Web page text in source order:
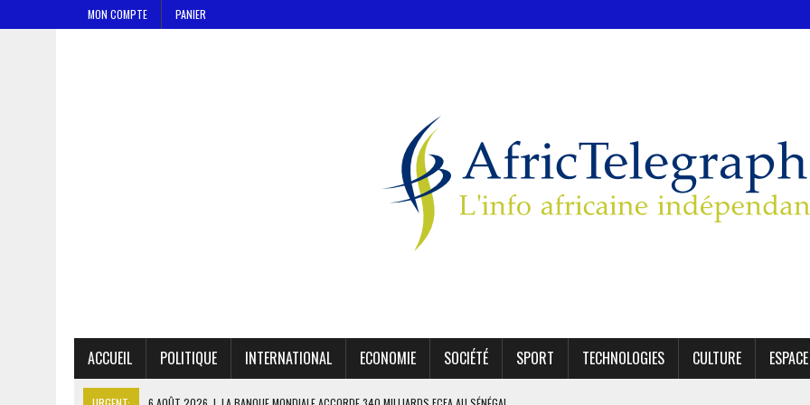
MON COMPTE PANIER
ACCUEIL POLITIQUE INTERNATIONAL ECONOMIE SOCIÉTÉ SPORT TECHNOLOGIES CULTURE